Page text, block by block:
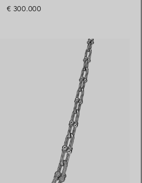
€ 300.000